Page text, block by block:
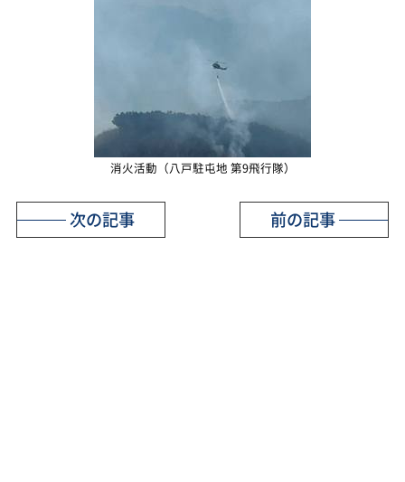
消火活動（八戸駐屯地 第9飛行隊）
前の記事
次の記事